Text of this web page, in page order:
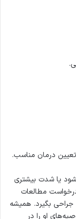
درمان مناسب.
یا شدت بیشتری
مطالعات
بگیرد. همیشه
او را در